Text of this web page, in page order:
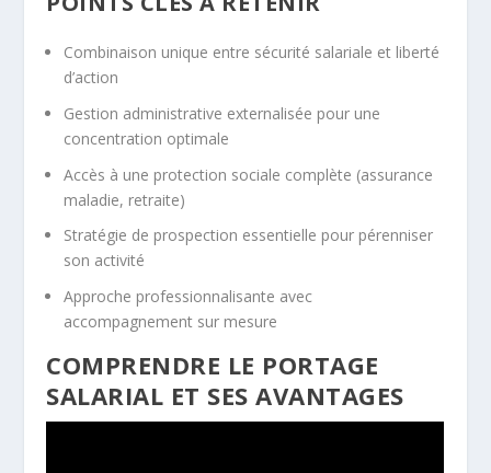
Combinaison unique entre sécurité salariale et liberté
d’action
Gestion administrative externalisée pour une
concentration optimale
Accès à une protection sociale complète (assurance
maladie, retraite)
Stratégie de prospection essentielle pour pérenniser
son activité
Approche professionnalisante avec
accompagnement sur mesure
COMPRENDRE LE PORTAGE
SALARIAL ET SES AVANTAGES